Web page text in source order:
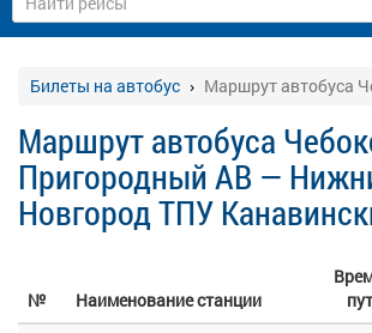
Билеты на автобус Маршрут автобуса
Маршрут автобуса
Пригородный АВ —
Новгород ТПУ
№ Наименование станции